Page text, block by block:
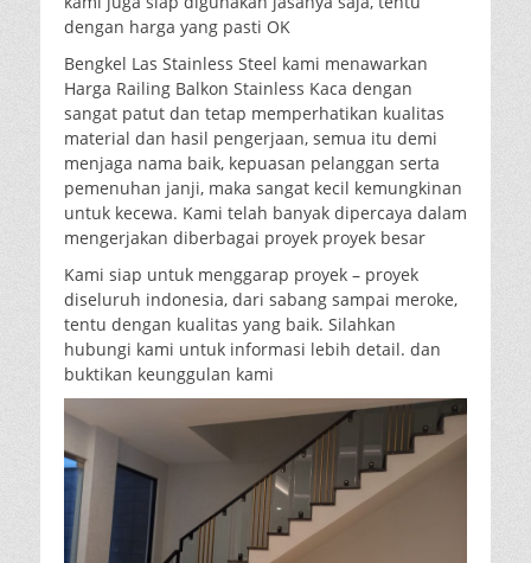
dengan harga yang pasti OK
Bengkel Las Stainless Steel kami menawarkan
Harga Railing Balkon Stainless Kaca dengan
sangat patut dan tetap memperhatikan kualitas
material dan hasil pengerjaan, semua itu demi
menjaga nama baik, kepuasan pelanggan serta
pemenuhan janji, maka sangat kecil kemungkinan
untuk kecewa. Kami telah banyak dipercaya dalam
mengerjakan diberbagai proyek proyek besar
Kami siap untuk menggarap proyek – proyek
diseluruh indonesia, dari sabang sampai meroke,
tentu dengan kualitas yang baik. Silahkan
hubungi kami untuk informasi lebih detail. dan
buktikan keunggulan kami